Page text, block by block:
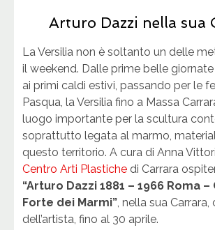
Arturo Dazzi nella sua
La Versilia non è soltanto un delle
il weekend. Dalle prime belle giornate
ai primi caldi estivi, passando per le
Pasqua, la Versilia fino a Massa
luogo importante per la scultura
soprattutto legata al marmo,
questo territorio. A cura di Anna
Centro Arti Plastiche di Carrara
“Arturo Dazzi 1881 – 1966 Roma –
Forte dei Marmi” , nella sua
dell’artista, fino al 30 aprile.